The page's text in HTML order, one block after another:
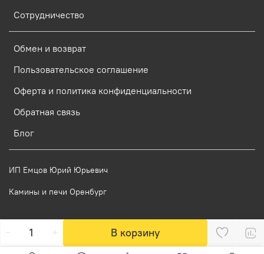
В корзину
Сотрудничество
Обмен и возврат
Пользовательское соглашение
Оферта и политика конфиденциальности
Обратная связь
Блог
ИП Емцов Юрий Юрьевич
Камины и печи Оренбург
Verification: 58623de5d7ae14df